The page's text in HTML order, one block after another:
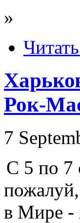
»
Рок-
7
С 5 по 7
в Мире -